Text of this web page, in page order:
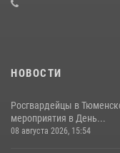
16 июля 2026, 10:42
НОВОСТИ
Росгвардейцы в
мероприятия в День...
08 августа 2026, 15:54